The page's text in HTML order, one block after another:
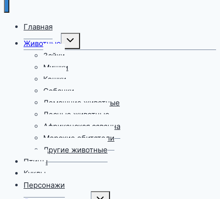
Главная
Животные
Переключить
дочернее
меню
Зайки
Мишки
Кошки
Собачки
Домашние животные
Лесные животные
Африканская саванна
Морские обитатели
Другие животные
Птицы
Куклы
Персонажи
Переключить